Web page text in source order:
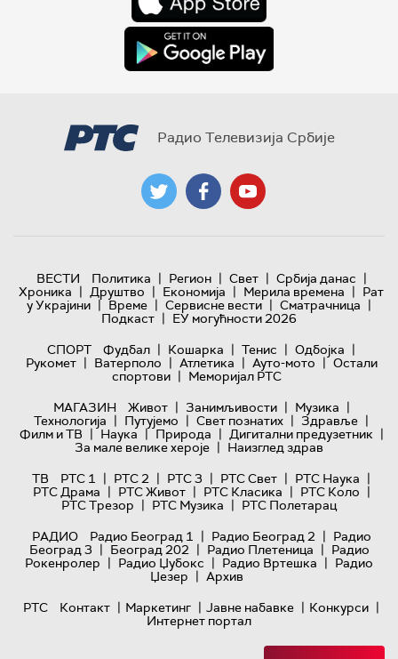
Радио Телевизија Србије
ВЕСТИ Политика | Регион | Свет | Србија данас |
Хроника | Друштво | Економија | Мерила времена | Рат
у Украјини | Време | Сервисне вести | Сматрачница |
Подкаст | ЕУ могућности 2026
СПОРТ
Фудбал | Кошарка | Тенис | Одбојка |
Рукомет | Ватерполо | Атлетика | Ауто-мото | Остали
спортови | Меморијал РТС
МАГАЗИН
Живот | Занимљивости | Музика |
Технологијa | Путујемо | Свет познатих | Здравље |
Филм и ТВ | Наука | Природа | Дигитални предузетник |
За мале велике хероје | Наизглед здрав
ТВ
РТС 1 | РТС 2 | РТС 3 | РТС Свет | РТС Наука |
РТС Драма | РТС Живот | РТС Класика | РТС Коло |
РТС Трезор | РТС Музика | РТС Полетарац
РАДИО
Радио Београд 1 | Радио Београд 2 | Радио
Београд 3 | Београд 202 | Радио Плетеница | Радио
Рокенролер | Радио Џубокс | Радио Вртешка | Радио
Џезер | Архив
РТС
Контакт | Маркетинг | Јавне набавке | Конкурси |
Интернет портал